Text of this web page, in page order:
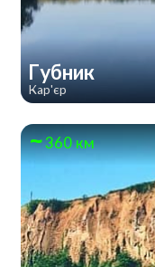
Губник
Кар'єр
360 км